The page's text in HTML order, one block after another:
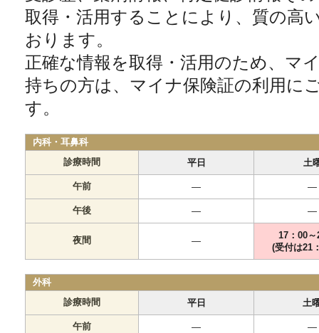
取得・活用することにより、質の高
おります。
正確な情報を取得・活用のため、マ
持ちの方は、マイナ保険証の利用に
す。
内科・耳鼻科
診療時間
平日 土
午前 ― ―
午後 ― ―
夜間 ―
17：00～
(受付は21
外科
診療時間
平日 土
午前 ― ―